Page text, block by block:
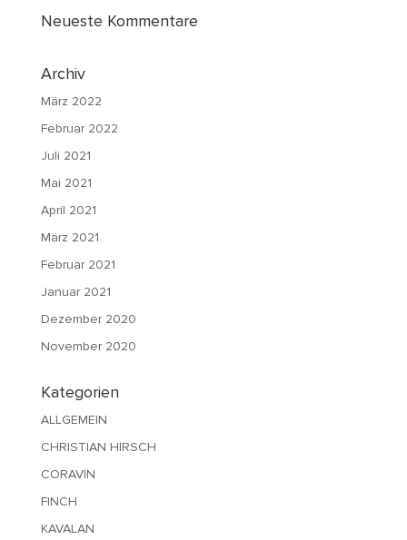
Neueste Kommentare
Archiv
März 2022
Februar 2022
Juli 2021
Mai 2021
April 2021
März 2021
Februar 2021
Januar 2021
Dezember 2020
November 2020
Kategorien
ALLGEMEIN
CHRISTIAN HIRSCH
CORAVIN
FINCH
KAVALAN